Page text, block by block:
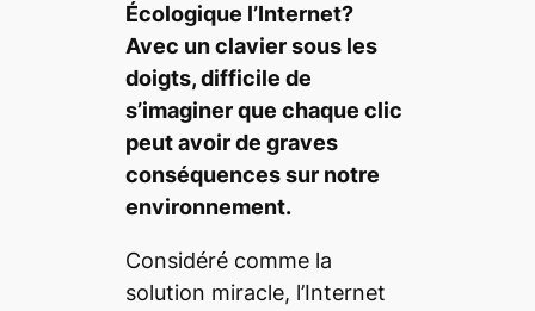
Écologique l’Internet?
Avec un clavier sous les
doigts, difficile de
s’imaginer que chaque clic
peut avoir de graves
conséquences sur notre
environnement.
Considéré comme la
solution miracle, l’Internet